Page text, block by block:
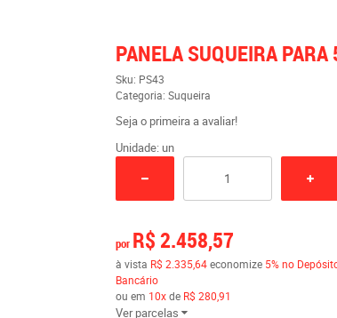
PANELA SUQUEIRA
Sku: PS43
Categoria: Suqueira
Seja o primeira a avaliar!
Unidade: un
por R$ 2.458,57
à vista R$ 2.335,64economize 5% no
Bancário
ou em 10xde R$ 280,91
Ver parcelas